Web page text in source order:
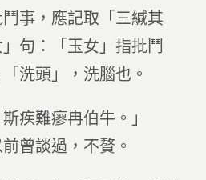
事，應記取「三緘其
句：「玉女」指批鬥
洗頭」，洗腦也。
疾難瘳冉伯牛。」
曾談過，不贅。